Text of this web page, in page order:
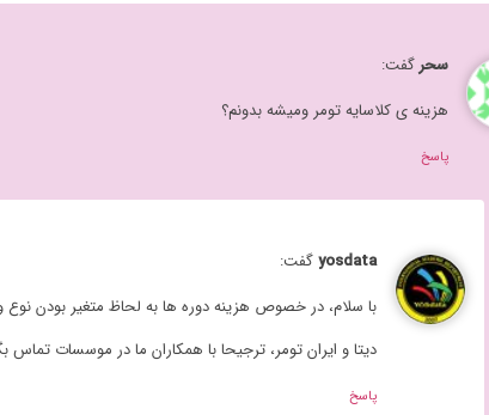
سحر گفت:
هزینه ی کلاسایه تومر و‌میشه بدونم؟
پاسخ
yosdata گفت:
با سلام، در خصوص هزینه دوره ها به لحاظ متغیر بودن
دیتا و ایران تومر، ترجیحا با همکاران ما در موسسات تماس
پاسخ